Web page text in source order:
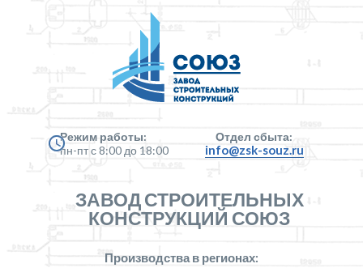
Режим работы:
пн-пт с 8:00 до 18:00
Отдел сбыта:
info@zsk-souz.ru
ЗАВОД СТРОИТЕЛЬНЫХ
КОНСТРУКЦИЙ СОЮЗ
Производства в регионах: